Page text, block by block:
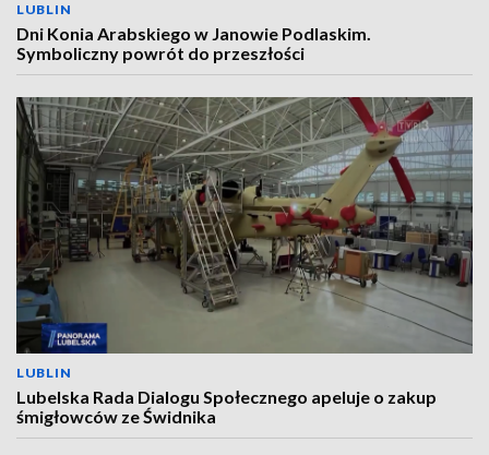
LUBLIN
Dni Konia Arabskiego w Janowie Podlaskim.
Symboliczny powrót do przeszłości
LUBLIN
Lubelska Rada Dialogu Społecznego apeluje o zakup
śmigłowców ze Świdnika